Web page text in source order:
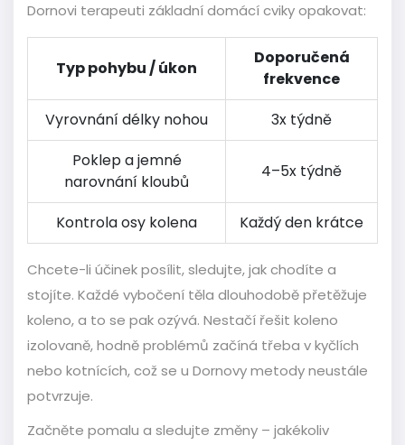
Dornovi terapeuti základní domácí cviky opakovat:
Typ pohybu / úkon
Doporučená
frekvence
Vyrovnání délky nohou
3x týdně
Poklep a jemné
narovnání kloubů
4–5x týdně
Kontrola osy kolena Každý den krátce
Chcete-li účinek posílit, sledujte, jak chodíte a
stojíte. Každé vybočení těla dlouhodobě přetěžuje
koleno, a to se pak ozývá. Nestačí řešit koleno
izolovaně, hodně problémů začíná třeba v kyčlích
nebo kotnících, což se u Dornovy metody neustále
potvrzuje.
Začněte pomalu a sledujte změny – jakékoliv